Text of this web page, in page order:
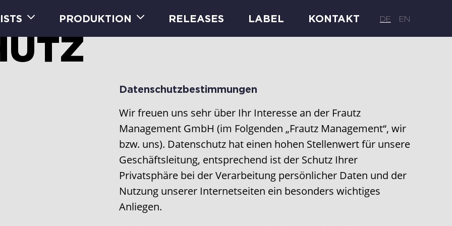
PRODUKTION RELEASES LABEL KONTAKT DE EN
Datenschutzbestimmungen
Wir freuen uns sehr über Ihr Interesse an der Frautz
Management GmbH (im Folgenden „Frautz Management“, wir
bzw. uns). Datenschutz hat einen hohen Stellenwert für unsere
Geschäftsleitung, entsprechend ist der Schutz Ihrer
Privatsphäre bei der Verarbeitung persönlicher Daten und der
Nutzung unserer Internetseiten ein besonders wichtiges
Anliegen.